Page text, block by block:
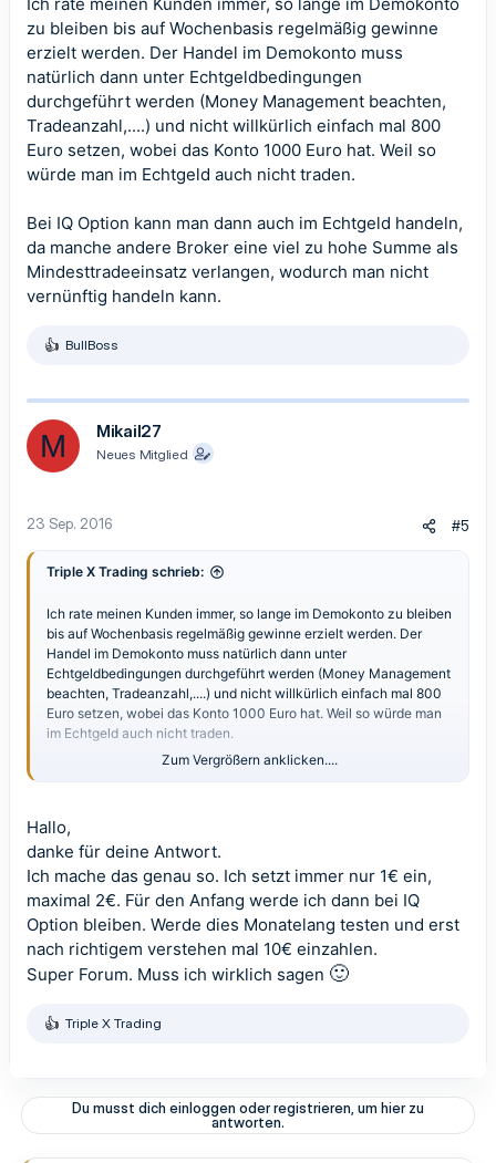
zu bleiben bis auf Wochenbasis regelmäßig gewinne
erzielt werden. Der Handel im Demokonto muss
natürlich dann unter Echtgeldbedingungen
durchgeführt werden (Money Management beachten,
Tradeanzahl,....) und nicht willkürlich einfach mal 800
Euro setzen, wobei das Konto 1000 Euro hat. Weil so
würde man im Echtgeld auch nicht traden.
Bei IQ Option kann man dann auch im Echtgeld handeln,
da manche andere Broker eine viel zu hohe Summe als
Mindesttradeeinsatz verlangen, wodurch man nicht
vernünftig handeln kann.
R
k
t
i
o
n
:
BullBoss
M Mikail27
Neues Mitglied
23 Sep. 2016 #5
Triple X Trading schrieb:
Ich rate meinen Kunden immer, so lange im Demokonto zu bleiben
bis auf Wochenbasis regelmäßig gewinne erzielt werden. Der
Handel im Demokonto muss natürlich dann unter
Echtgeldbedingungen durchgeführt werden (Money Management
beachten, Tradeanzahl,....) und nicht willkürlich einfach mal 800
Euro setzen, wobei das Konto 1000 Euro hat. Weil so würde man
im Echtgeld auch nicht traden.
Bei IQ Option kann man dann auch im Echtgeld handeln, da
handeln kann.
Zum Vergrößern anklicken....
Hallo,
danke für deine Antwort.
Ich mache das genau so. Ich setzt immer nur 1€ ein,
maximal 2€. Für den Anfang werde ich dann bei IQ
Option bleiben. Werde dies Monatelang testen und erst
nach richtigem verstehen mal 10€ einzahlen.
Super Forum. Muss ich wirklich sagen 🙂
R
t
o
n
Triple X Trading
Du musst dich einloggen oder registrieren, um hier zu
antworten.